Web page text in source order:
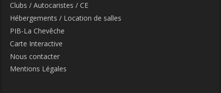
Clubs / Autocaristes / CE
Hébergements / Location de salles
PIB-La Chevêche
Carte Interactive
Nous contacter
Mentions Légales